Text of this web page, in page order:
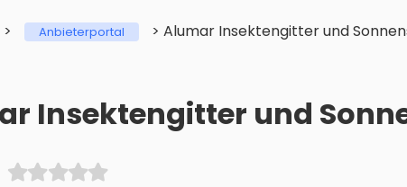
> Anbieterportal > Alumar Insektengitter und
Insektengitter und